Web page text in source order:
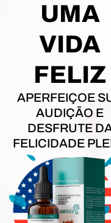
UMA
VIDA
FELIZ
APERFEIÇOE
AUDIÇÃO E
DESFRUTE
FELICIDADE